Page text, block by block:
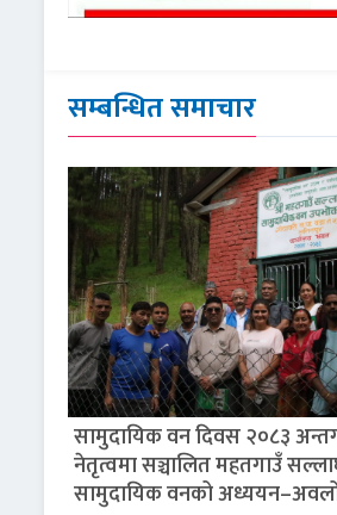
सम्बन्धित समाचार
सामुदायिक वन दिवस २०८३
नेतृत्वमा सञ्चालित महतगाउँ
सामुदायिक वनको